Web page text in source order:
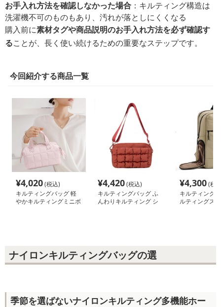
お手入れ方法を確認しなかった場合 ：キルティング構造は
洗濯機不可のものもあり、汚れが落としにくくなる
購入前に素材タグや商品説明のお手入れ方法を必ず確認す
ることが、長く使い続けるための重要なステップです。
今回紹介する商品一覧
¥4,020(税込)
キルティングバッグ 軽
やかキルティングミニボ
¥4,420(税込)
キルティングバッグ ふ
んわりキルティング シ
¥4,300(税
キルティング
ルティングス
ナイロンキルティングバッグの選
季節を選ばないナイロンキルティング多機能ホー